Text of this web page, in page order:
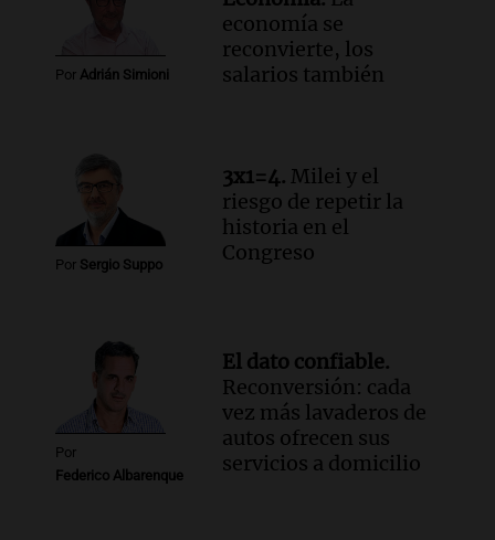
Salta registra 5.000 casos de
violencia escolar en lo que va del año,
afirma el secretario Becker
Audio.
saldo trágico de 111 muertos y miles de
afectados en varias localidades
Panorama Federal
Episodios
la justicia
Panorama Federal
Por Adrián Simioni
economía se
reconvierte, los
salarios también
Por Sergio Suppo
3x1=4. Milei y el
riesgo de repetir la
historia en el
Congreso
Por
Federico Albarenque
El dato confiable.
Reconversión: cada
vez más lavaderos de
autos ofrecen sus
servicios a domicilio